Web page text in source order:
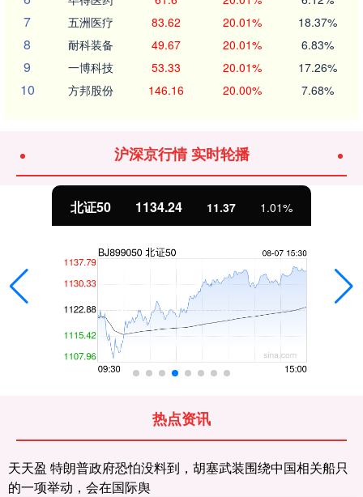
7 五洲医疗 83.62 20.01% 18.37%
8 耐科装备 49.67 20.01% 6.83%
9 一博科技 53.33 20.01% 17.26%
10 方邦股份 146.16 20.00% 7.68%
沪深京行情 实时轮播
北证50 1134.24 11.37 1.01%
热点资讯
天天盈 特朗普政府恐怕没料到，胡塞武装围绕中国相关船只
的一项举动，会在国际舆